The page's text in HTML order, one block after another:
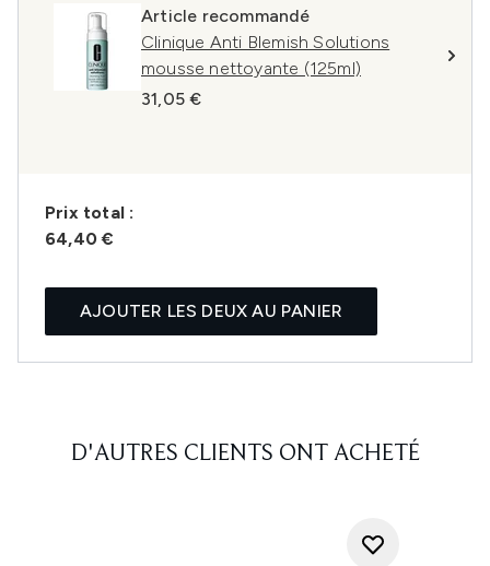
Article recommandé
Clinique Anti Blemish Solutions
mousse nettoyante (125ml)
31,05 €
Prix ​​total :
64,40 €
AJOUTER LES DEUX AU PANIER
D'AUTRES CLIENTS ONT ACHETÉ